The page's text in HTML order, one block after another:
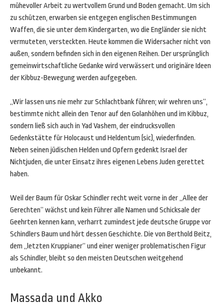
mühevoller Arbeit zu wertvollem Grund und Boden gemacht. Um sich
zu schützen, erwarben sie entgegen englischen Bestimmungen
Waffen, die sie unter dem Kindergarten, wo die Engländer sie nicht
vermuteten, versteckten. Heute kommen die Widersacher nicht von
außen, sondern befinden sich in den eigenen Reihen. Der ursprünglich
gemeinwirtschaftliche Gedanke wird verwässert und originäre Ideen
der Kibbuz-Bewegung werden aufgegeben.
„Wir lassen uns nie mehr zur Schlachtbank führen; wir wehren uns“,
bestimmte nicht allein den Tenor auf den Golanhöhen und im Kibbuz,
sondern ließ sich auch in Yad Vashem, der eindrucksvollen
Gedenkstätte für Holocaust und Heldentum (sic), wiederfinden.
Neben seinen jüdischen Helden und Opfern gedenkt Israel der
Nichtjuden, die unter Einsatz ihres eigenen Lebens Juden gerettet
haben.
Weil der Baum für Oskar Schindler recht weit vorne in der „Allee der
Gerechten“ wächst und kein Führer alle Namen und Schicksale der
Geehrten kennen kann, verharrt zumindest jede deutsche Gruppe vor
Schindlers Baum und hört dessen Geschichte. Die von Berthold Beitz,
dem „letzten Kruppianer“ und einer weniger problematischen Figur
als Schindler, bleibt so den meisten Deutschen weitgehend
unbekannt.
Massada und Akko